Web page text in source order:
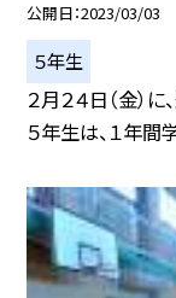
公開日 2023/03/03
５年生
２月２４日（金）
５年生は、１年間